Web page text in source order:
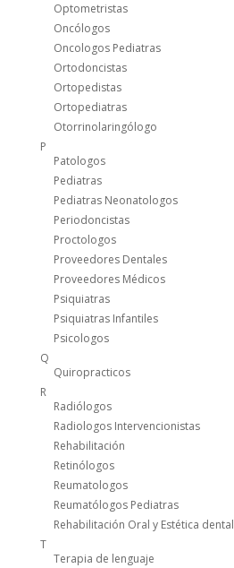
Optometristas
Oncólogos
Oncologos Pediatras
Ortodoncistas
Ortopedistas
Ortopediatras
Otorrinolaringólogo
P
Patologos
Pediatras
Pediatras Neonatologos
Periodoncistas
Proctologos
Proveedores Dentales
Proveedores Médicos
Psiquiatras
Psiquiatras Infantiles
Psicologos
Q
Quiropracticos
R
Radiólogos
Radiologos Intervencionistas
Rehabilitación
Retinólogos
Reumatologos
Reumatólogos Pediatras
Rehabilitación Oral y Estética dental
T
Terapia de lenguaje